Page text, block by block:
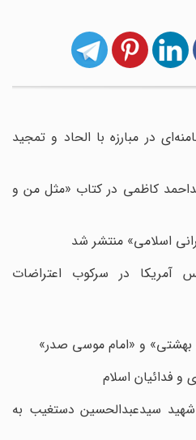
در مبارزه با الحاد و تمجید
کاظمی در کتاب «مثل من و
اسلامی» منتشر شد
در سرکوب اعتراضات
و «امام موسی صدر»
اسلام
سیدعبدالحسین دستغیب به